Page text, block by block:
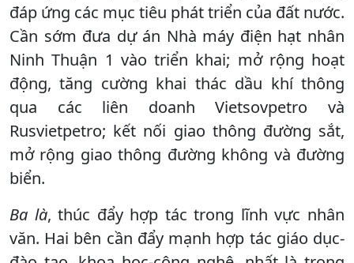
đáp ứng các mục tiêu phát triển của đất nước.
Cần sớm đưa dự án Nhà máy điện hạt nhân
Ninh Thuận 1 vào triển khai; mở rộng hoạt
động, tăng cường khai thác dầu khí thông
qua các liên doanh Vietsovpetro và
Rusvietpetro; kết nối giao thông đường sắt,
mở rộng giao thông đường không và đường
biển.
Ba là, thúc đẩy hợp tác trong lĩnh vực nhân
văn. Hai bên cần đẩy mạnh hợp tác giáo dục-